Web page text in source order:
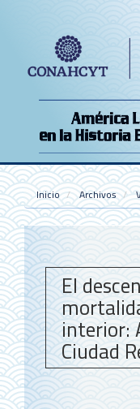
Contenido
principal
Barra
Inicio Archivos
El
interior:
Ciudad